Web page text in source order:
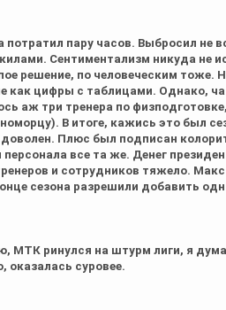
потратил пару часов. Выбросил не
Сентиментализм никуда не
решение, по человеческим тоже.
как цифры с таблицами. Однако,
аж три тренера по
В итоге, кажись это был
доволен. Плюс был подписан
все та же. Денег
и сотрудников тяжело.
сезона разрешили добавить
МТК ринулся на штурм лиги, я
оказалась суровее.